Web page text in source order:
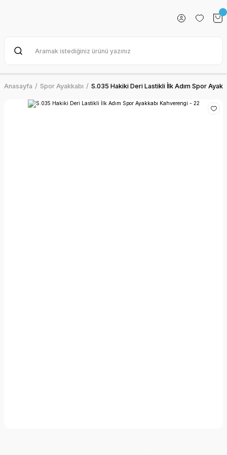
Anasayfa Spor Ayakkabı S.035 Hakiki Deri Lastikli İlk Adım Spor